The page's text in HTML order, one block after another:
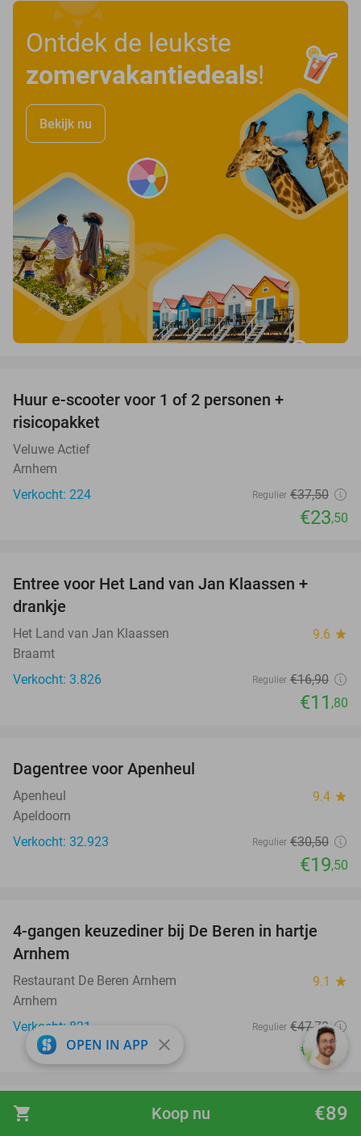
shopping_cart €89
Koop nu
Ontdek de leukste
zomervakantiedeals!
Bekijk nu
Huur e-scooter voor 1 of 2 personen +
risicopakket
Veluwe Actief
Arnhem
Verkocht: 224
Regulier €37,50
€23,50
Entree voor Het Land van Jan Klaassen +
drankje
Het Land van Jan Klaassen 9.6 star
Braamt
Verkocht: 3.826
Regulier €16,90
€11 ,80
Dagentree voor Apenheul
Apenheul 9.4 star
Apeldoorn
Verkocht: 32.923
Regulier €30,50
€19,50
46%
4-gangen keuzediner bij De Beren in hartje
Arnhem
Restaurant De Beren Arnhem 9.1 star
Arnhem
Verkocht: 821
Regulier €47,70
€25,95
44%
2-gangen keuzelunch bij Pan & Koek Arnhem
OPEN IN APP close